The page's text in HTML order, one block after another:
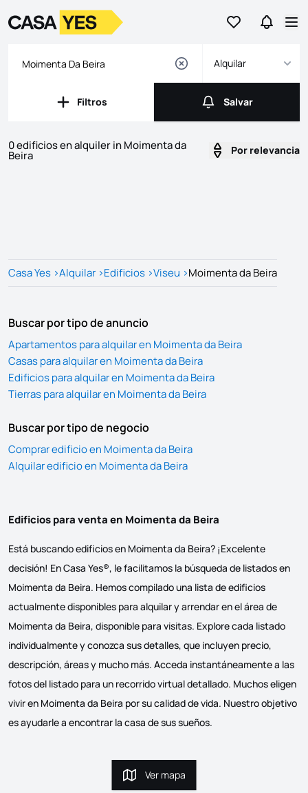
Ir a favoritos
Ir a
LogotipoIr a la página de inicio
Alquilar
Filtros
Filtros Salvar
Salvar
0 edificios en alquiler in Moimenta da
Beira Por relevancia
Casa Yes >Alquilar >Edificios >Viseu >Moimenta da Beira
Buscar por tipo de anuncio
Apartamentos para alquilar en Moimenta da Beira
Casas para alquilar en Moimenta da Beira
Edificios para alquilar en Moimenta da Beira
Tierras para alquilar en Moimenta da Beira
Buscar por tipo de negocio
Comprar edificio en Moimenta da Beira
Alquilar edificio en Moimenta da Beira
Edificios para venta en Moimenta da Beira
Está buscando edificios en Moimenta da Beira? ¡Excelente
decisión! En Casa Yes®, le facilitamos la búsqueda de listados en
Moimenta da Beira. Hemos compilado una lista de edificios
actualmente disponibles para alquilar y arrendar en el área de
Moimenta da Beira, disponible para visitas. Explore cada listado
individualmente y conozca sus detalles, que incluyen precio,
descripción, áreas y mucho más. Acceda instantáneamente a las
fotos del listado para un recorrido virtual detallado. Muchos eligen
vivir en Moimenta da Beira por su calidad de vida. Nuestro objetivo
es ayudarle a encontrar la casa de sus sueños.
Ver mapa
Ver mapa